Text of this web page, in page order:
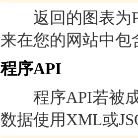
返回的图表为
来在您的网站中包
程序API
程序API若被成
数据使用XML或